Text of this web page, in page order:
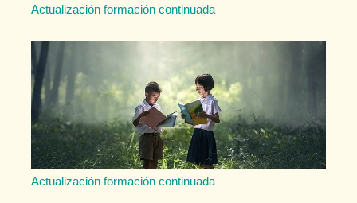
Actualización formación continuada
Actualización formación continuada